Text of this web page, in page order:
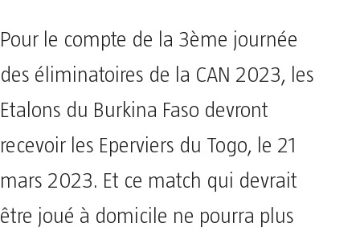
Pour le compte de la 3ème journée
des éliminatoires de la CAN 2023, les
Etalons du Burkina Faso devront
recevoir les Eperviers du Togo, le 21
mars 2023. Et ce match qui devrait
être joué à domicile ne pourra plus